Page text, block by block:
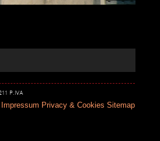
P.IVA
Impressum Privacy & Cookies Sitemap